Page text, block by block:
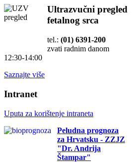
Ultrazvučni pregled
fetalnog srca
tel.: (01) 6391-200
zvati radnim danom
12:30-14:00
Saznajte više
Intranet
Uputa za korištenje intraneta
Peludna prognoza
za Hrvatsku - ZZJZ
"Dr. Andrija
Štampar"